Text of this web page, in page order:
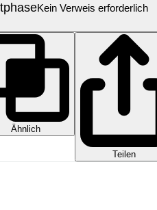
Kein Verweis erforderlich
Ähnlich
Teilen